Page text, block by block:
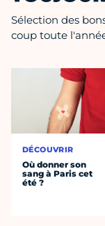
Sélection des
coup toute
DÉCOUVRIR
Où donner son
sang à Paris cet
été ?